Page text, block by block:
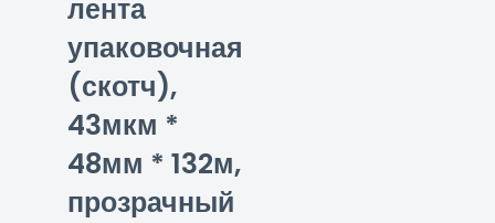
лента
упаковочная
(скотч),
43мкм *
48мм * 132м,
прозрачный